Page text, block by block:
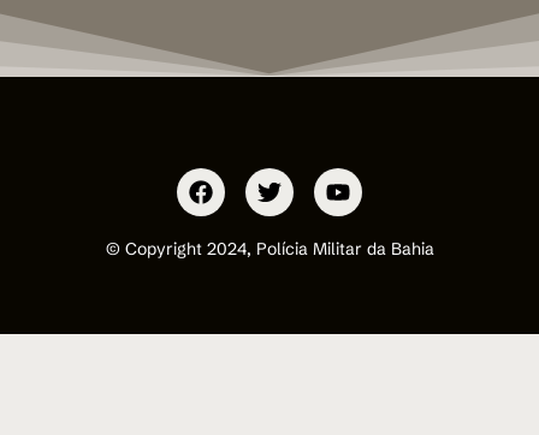
© Copyright 2024, Polícia Militar da Bahia